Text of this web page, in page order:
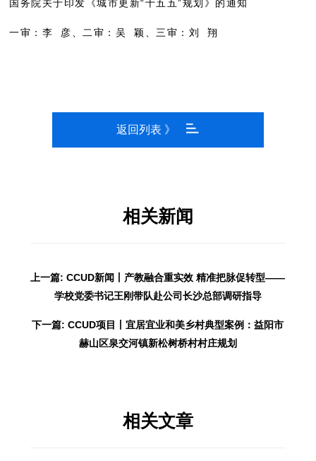
国务院关于印发《城市更新“十五五”规划》的通知
一审：李 彦、 二审：吴 颖、三审：刘 翔
返回列表 》
相关新闻
上一篇: CCUD新闻丨产教融合重实效 精准把脉促转型——
学校党委书记王刚带队赴公司长沙总部调研指导
下一篇: CCUD项目丨宜居宜业和美乡村典型案例：益阳市
赫山区泉交河镇新松树桥村村庄规划
相关文章